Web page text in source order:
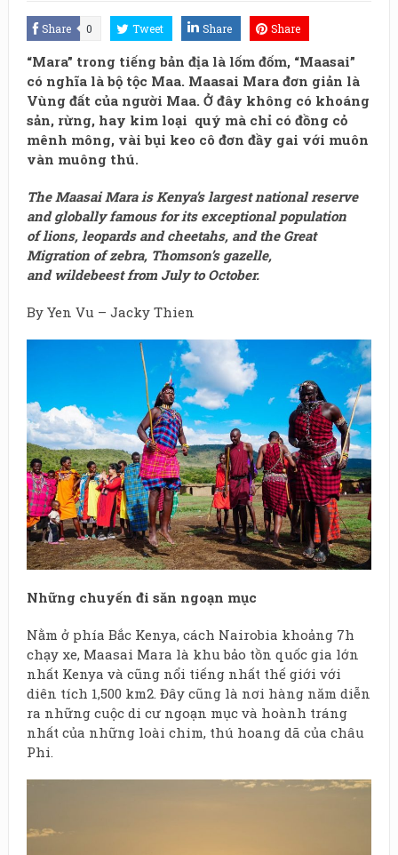
Share 0 Tweet Share Share
“Mara” trong tiếng bản địa là lốm đốm, “Maasai”
có nghĩa là bộ tộc Maa. Maasai Mara đơn giản là
Vùng đất của người Maa. Ở đây không có khoáng
sản, rừng, hay kim loại quý mà chỉ có đồng cỏ
mênh mông, vài bụi keo cô đơn đầy gai với muôn
vàn muông thú.
The Maasai Mara is Kenya’s largest national reserve
andglobally famous for its exceptional population
oflions, leopardsandcheetahs, and the Great
Migration ofzebra, Thomson’s gazelle,
and wildebeestfrom July to October.
By Yen Vu – Jacky Thien
Những chuyến đi săn ngoạn mục
Nằm ở phía Bắc Kenya, cách Nairobia khoảng 7h
chạy xe, Maasai Mara là khu bảo tồn quốc gia lớn
nhất Kenya và cũng nổi tiếng nhất thế giới với
diên tích 1,500 km2. Đây cũng là nơi hàng năm diễn
ra những cuộc di cư ngoạn mục và hoành tráng
nhất của những loài chim, thú hoang dã của châu
Phi.